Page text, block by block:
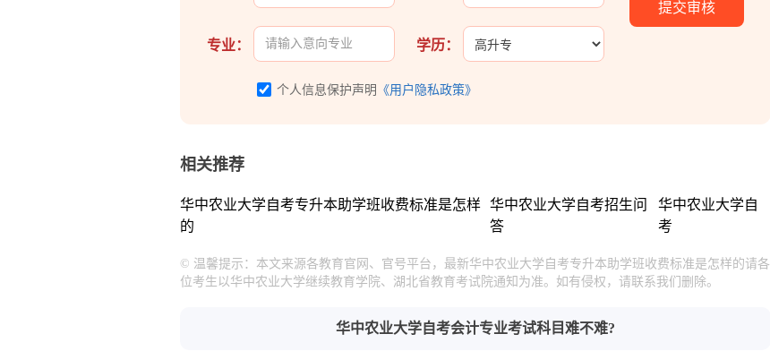
专业： 学历：
个人信息保护声明 《用户隐私政策》
相关推荐
华中农业大学自考专升本助学班收费标准是怎样
的
华中农业大学自考招生问
答
华中农业大学自
考
© 温馨提示：本文来源各教育官网、官号平台，最新华中农业大学自考专升本助学班收费标准是怎样的请各
位考生以华中农业大学继续教育学院、湖北省教育考试院通知为准。如有侵权，请联系我们删除。
华中农业大学自考会计专业考试科目难不难?